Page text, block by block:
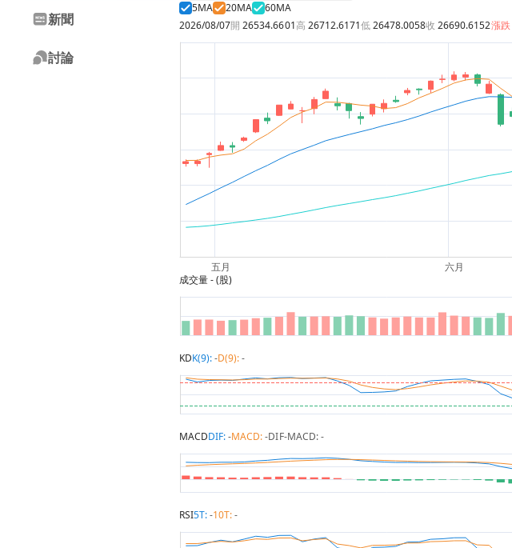
新聞
討論
5MA 20MA
60MA
2026/08/07開26534.6601高 26712.6171低26478.0058收26690.6152漲跌
成交量- (股)
KDK(9):-D(9):-
MACDDIF:-MACD:-DIF-MACD:-
RSI5T:-10T:-